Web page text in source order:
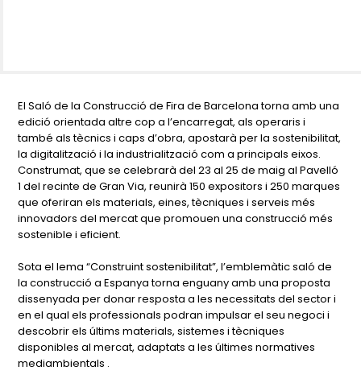
El Saló de la Construcció de Fira de Barcelona torna amb una
edició orientada altre cop a l’encarregat, als operaris i
també als tècnics i caps d’obra, apostarà per la sostenibilitat,
la digitalització i la industrialització com a principals eixos.
Construmat, que se celebrarà del 23 al 25 de maig al Pavelló
1 del recinte de Gran Via, reunirà 150 expositors i 250 marques
que oferiran els materials, eines, tècniques i serveis més
innovadors del mercat que promouen una construcció més
sostenible i eficient.
Sota el lema “Construint sostenibilitat”, l’emblemàtic saló de
la construcció a Espanya torna enguany amb una proposta
dissenyada per donar resposta a les necessitats del sector i
en el qual els professionals podran impulsar el seu negoci i
descobrir els últims materials, sistemes i tècniques
disponibles al mercat, adaptats a les últimes normatives
mediambientals .